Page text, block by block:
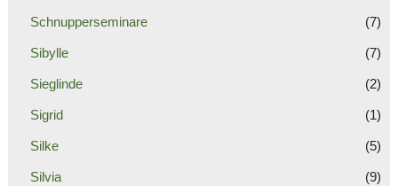
Schnupperseminare (7)
Sibylle (7)
Sieglinde (2)
Sigrid (1)
Silke (5)
Silvia (9)